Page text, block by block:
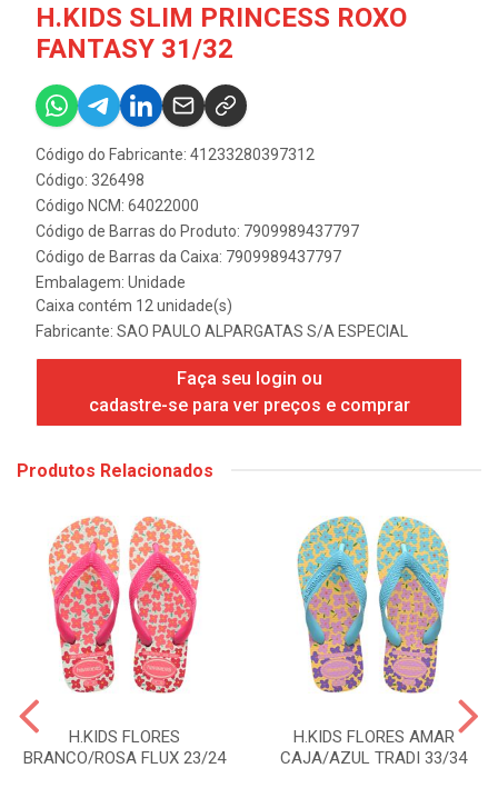
H.KIDS SLIM PRINCESS ROXO
FANTASY 31/32
Código do Fabricante: 41233280397312
Código: 326498
Código NCM: 64022000
Código de Barras do Produto: 7909989437797
Código de Barras da Caixa: 7909989437797
Embalagem: Unidade
Caixa contém 12 unidade(s)
Fabricante: SAO PAULO ALPARGATAS S/A ESPECIAL
Faça seu login ou
cadastre-se para ver preços e comprar
Produtos Relacionados
H.KIDS FLORES
BRANCO/ROSA FLUX 23/24
H.KIDS FLORES AMAR
CAJA/AZUL TRADI 33/34